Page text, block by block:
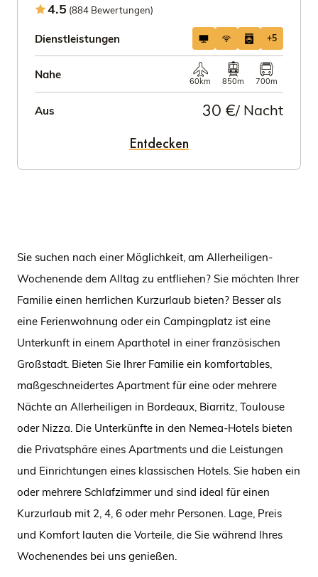
4.5 (884 Bewertungen)
Dienstleistungen +5
Nahe
60km 850m 700m
Aus 30 €/ Nacht
Entdecken
Sie suchen nach einer Möglichkeit, am Allerheiligen-
Wochenende dem Alltag zu entfliehen? Sie möchten Ihrer
Familie einen herrlichen Kurzurlaub bieten? Besser als
eine Ferienwohnung oder ein Campingplatz ist eine
Unterkunft in einem Aparthotel in einer französischen
Großstadt. Bieten Sie Ihrer Familie ein komfortables,
maßgeschneidertes Apartment für eine oder mehrere
Nächte an Allerheiligen in Bordeaux, Biarritz, Toulouse
oder Nizza. Die Unterkünfte in den Nemea-Hotels bieten
die Privatsphäre eines Apartments und die Leistungen
und Einrichtungen eines klassischen Hotels. Sie haben ein
oder mehrere Schlafzimmer und sind ideal für einen
Kurzurlaub mit 2, 4, 6 oder mehr Personen. Lage, Preis
und Komfort lauten die Vorteile, die Sie während Ihres
Wochenendes bei uns genießen.